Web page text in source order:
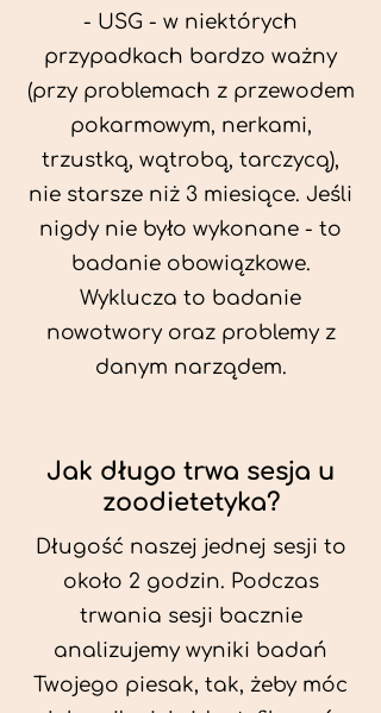
- USG - w niektórych
przypadkach bardzo ważny
(przy problemach z przewodem
pokarmowym, nerkami,
trzustką, wątrobą, tarczycą),
nie starsze niż 3 miesiące. Jeśli
nigdy nie było wykonane - to
badanie obowiązkowe.
Wyklucza to badanie
nowotwory oraz problemy z
danym narządem.
Jak długo trwa sesja u
zoodietetyka?
Długość naszej jednej sesji to
około 2 godzin. Podczas
trwania sesji bacznie
analizujemy wyniki badań
Twojego piesak, tak, żeby móc